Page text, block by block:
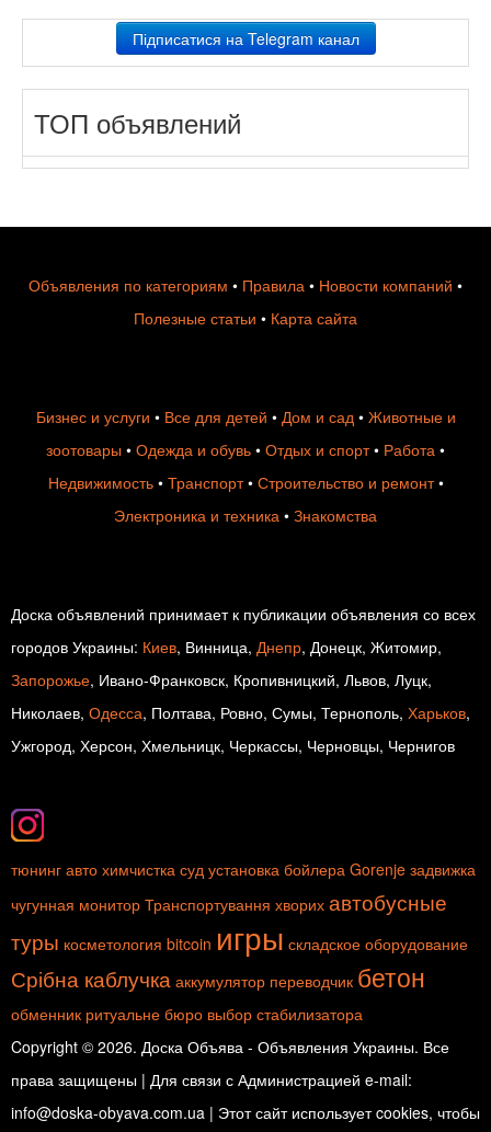
Підписатися на Telegram канал
ТОП объявлений
Объявления по категориям • Правила • Новости компаний •
Полезные статьи • Карта сайта
Бизнес и услуги • Все для детей • Дом и сад• Животные и
зоотовары • Одежда и обувь • Отдых и спорт• Работа •
Недвижимость• Транспорт• Строительство и ремонт•
Электроника и техника • Знакомства
Доска объявлений принимает к публикации объявления со всех
городов Украины: Киев, Винница, Днепр, Донецк, Житомир,
Запорожье, Ивано-Франковск, Кропивницкий, Львов, Луцк,
Николаев, Одесса, Полтава, Ровно, Сумы, Тернополь, Харьков,
Ужгород, Херсон, Хмельницк, Черкассы, Черновцы, Чернигов
тюнинг авто химчистка суд установка бойлера Gorenje задвижка
чугунная монитор Транспортування хворих автобусные
туры косметология bitcoin игры складское оборудование
Срібна каблучка аккумулятор переводчик бетон
обменник ритуальне бюро выбор стабилизатора
Copyright © 2026. Доска Объява - Объявления Украины. Все
права защищены | Для связи с Администрацией e-mail:
info@doska-obyava.com.ua | Этот сайт использует cookies, чтобы